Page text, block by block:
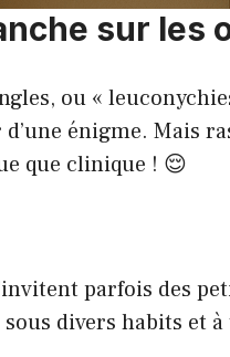
sur les
ou «
énigme. Mais
que clinique ! 😌
parfois des
divers habits et